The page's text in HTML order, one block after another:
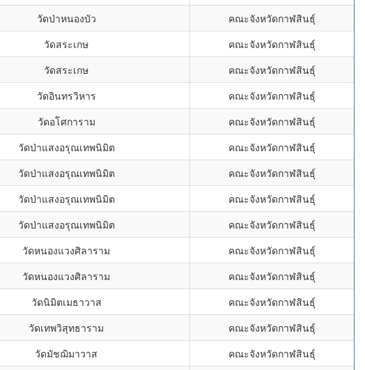
วัดป่าหนองบัว
คณะจังหวัดกาฬสินธุ์
วัดสระเกษ
คณะจังหวัดกาฬสินธุ์
วัดสระเกษ
คณะจังหวัดกาฬสินธุ์
วัดอินทรวิหาร
คณะจังหวัดกาฬสินธุ์
วัดอโศการาม
คณะจังหวัดกาฬสินธุ์
วัดป่าแสงอรุณเทพนิมิต
คณะจังหวัดกาฬสินธุ์
วัดป่าแสงอรุณเทพนิมิต
คณะจังหวัดกาฬสินธุ์
วัดป่าแสงอรุณเทพนิมิต
คณะจังหวัดกาฬสินธุ์
วัดป่าแสงอรุณเทพนิมิต
คณะจังหวัดกาฬสินธุ์
วัดหนองแวงศิลาราม
คณะจังหวัดกาฬสินธุ์
วัดหนองแวงศิลาราม
คณะจังหวัดกาฬสินธุ์
วัดนิมิตเมธาวาส
คณะจังหวัดกาฬสินธุ์
วัดเทพวิสุทธาราม
คณะจังหวัดกาฬสินธุ์
วัดมัชฌิมาวาส คณะจังหวัดกาฬสินธุ์